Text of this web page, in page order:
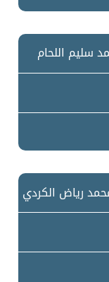
سليم اللحام
رياض الكردي